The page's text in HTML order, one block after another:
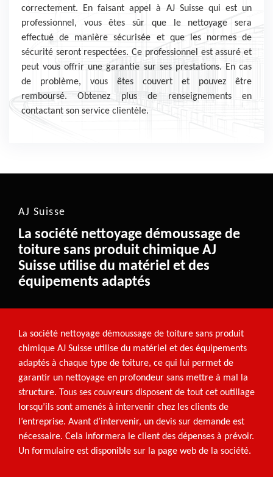
correctement. En faisant appel à AJ Suisse qui est un
professionnel, vous êtes sûr que le nettoyage sera
effectué de manière sécurisée et que les normes de
sécurité seront respectées. Ce professionnel est assuré et
peut vous offrir une garantie sur ses prestations. En cas
de problème, vous êtes couvert et pouvez être
remboursé. Obtenez plus de renseignements en
contactant son service clientèle.
AJ Suisse
La société nettoyage démoussage de
toiture sans produit chimique AJ
Suisse utilise du matériel et des
équipements adaptés
La société nettoyage démoussage de toiture sans produit
chimique AJ Suisse utilise du matériel et des équipements
adaptés à chaque type de toiture, ce qui lui permet de
garantir un nettoyage en profondeur sans mettre à mal la
structure. Tous ses couvreurs disposent de tout cet outillage
lorsqu’ils sont amenés à intervenir chez les clients de
l’entreprise. Avant d’intervenir, un devis sur demande est
nécessaire. Cela informera le client des dépenses à prévoir.
Un formulaire est disponible sur la page web de la société.